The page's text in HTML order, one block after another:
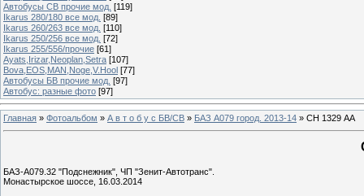
Автобусы СВ прочие мод. [119]
Ikarus 280/180 все мод. [89]
Ikarus 260/263 все мод. [110]
Ikarus 250/256 все мод. [72]
Ikarus 255/556/прочие [61]
Ayats,Irizar,Neoplan,Setra [107]
Bova,EOS,MAN,Noge,V.Hool [77]
Автобусы БВ прочие мод. [97]
Автобус: разные фото [97]
Главная » Фотоальбом » А в т о б у с БВ/СВ » БАЗ А079 город. 2013-14 » СН 1329 АА
БАЗ-А079.32 "Подснежник", ЧП "Зенит-Автотранс".
Монастырское шоссе, 16.03.2014